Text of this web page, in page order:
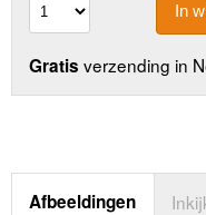
In
Gratis verzending in
Afbeeldingen